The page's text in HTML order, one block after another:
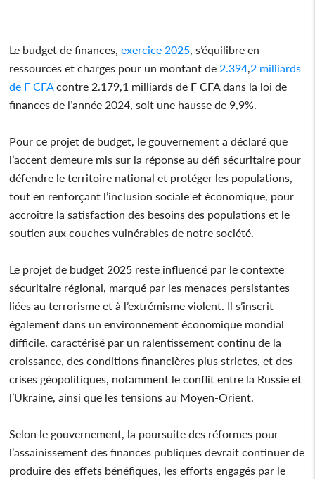
Le budget de finances, exercice 2025 , s’équilibre en
ressources et charges pour un montant de 2.394 2 milliards
de F CFA contre 2.179,1 milliards de F CFA dans la loi de
finances de l’année 2024, soit une hausse de 9,9%.
Pour ce projet de budget, le gouvernement a déclaré que
l’accent demeure mis sur la réponse au défi sécuritaire pour
défendre le territoire national et protéger les populations,
tout en renforçant l’inclusion sociale et économique, pour
accroître la satisfaction des besoins des populations et le
soutien aux couches vulnérables de notre société.
Le projet de budget 2025 reste influencé par le contexte
sécuritaire régional, marqué par les menaces persistantes
liées au terrorisme et à l’extrémisme violent. Il s’inscrit
également dans un environnement économique mondial
difficile, caractérisé par un ralentissement continu de la
croissance, des conditions financières plus strictes, et des
crises géopolitiques, notamment le conflit entre la Russie et
l’Ukraine, ainsi que les tensions au Moyen-Orient.
Selon le gouvernement, la poursuite des réformes pour
l’assainissement des finances publiques devrait continuer de
produire des effets bénéfiques, les efforts engagés par le